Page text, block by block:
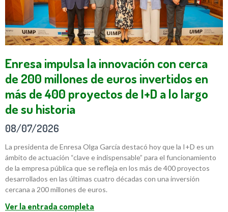
Enresa impulsa la innovación con cerca
de 200 millones de euros invertidos en
más de 400 proyectos de I+D a lo largo
de su historia
08/07/2026
La presidenta de Enresa Olga García destacó hoy que la I+D es un
ámbito de actuación “clave e indispensable” para el funcionamiento
de la empresa pública que se refleja en los más de 400 proyectos
desarrollados en las últimas cuatro décadas con una inversión
cercana a 200 millones de euros.
Ver la entrada completa